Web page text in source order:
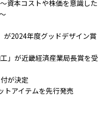
資本コストや株価を意識した
2024年度グッドデザイン賞
が近畿経済産業局長賞を受
が決定​
アイテムを先行発売